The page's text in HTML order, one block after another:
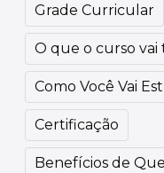
Grade Curricular
O que o curso vai
Como Você Vai
Certificação
Benefícios de